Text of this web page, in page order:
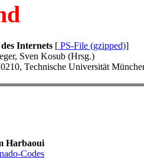
Internets [ PS-File (gzipped)]
Sven Kosub (Hrsg.)
Technische Universität
Harbaoui
Codes